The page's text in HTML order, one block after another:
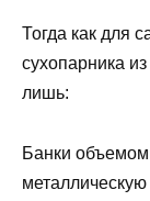
Тогда как для
сухопарника
лишь:
Банки